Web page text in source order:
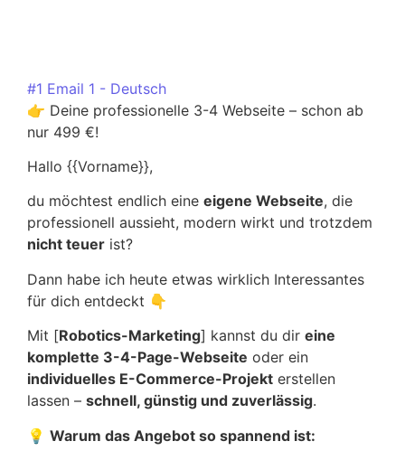
#1 Email 1 - Deutsch
👉 Deine professionelle 3-4 Webseite – schon ab
nur 499 €!
Hallo {{Vorname}},
du möchtest endlich eine eigene Webseite, die
professionell aussieht, modern wirkt und trotzdem
nicht teuer ist?
Dann habe ich heute etwas wirklich Interessantes
für dich entdeckt 👇
Mit [Robotics-Marketing] kannst du dir eine
komplette 3-4-Page-Webseite oder ein
individuelles E-Commerce-Projekt erstellen
lassen – schnell, günstig und zuverlässig.
💡 Warum das Angebot so spannend ist: